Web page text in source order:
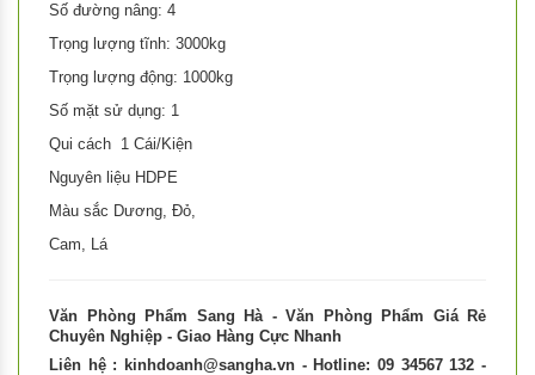
Số đường nâng: 4
Trọng lượng tĩnh: 3000kg
Trọng lượng động: 1000kg
Số mặt sử dụng: 1
Qui cách 1 Cái/Kiện
Nguyên liệu HDPE
Màu sắc Dương, Đỏ,
Cam, Lá
Văn Phòng Phẩm Sang Hà - Văn Phòng Phẩm Giá Rẻ
Chuyên Nghiệp - Giao Hàng Cực Nhanh
Liên hệ : kinhdoanh@sangha.vn - Hotline: 09 34567 132 -